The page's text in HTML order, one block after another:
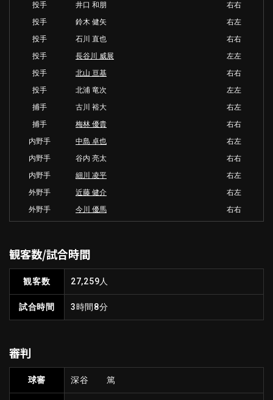
投手
井口 和朋
右右
投手
鈴木 健矢
右左
投手
石川 直也
右右
投手
長谷川 威展
左左
投手
北山 亘基
右右
投手
北浦 竜次
左左
捕手
古川 裕大
右左
捕手
梅林 優貴
右右
内野手
中島 卓也
右左
内野手
谷内 亮太
右右
内野手
細川 凌平
右左
外野手
近藤 健介
右左
外野手
今川 優馬 右右
観客数/試合時間
観客数 27,259人
試合時間 3時間8分
審判
球審 深谷 篤